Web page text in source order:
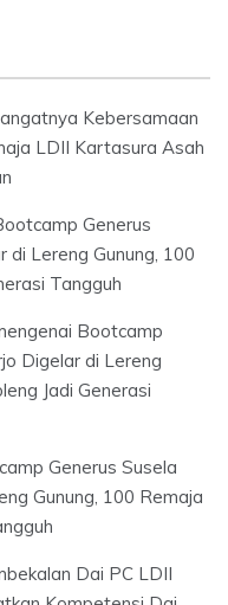
Kebersamaan
LDII Kartasura Asah
Generus
di Lereng Gunung, 100
Tangguh
Bootcamp
Digelar di Lereng
Jadi Generasi
Generus Susela
Gunung, 100 Remaja
Dai PC LDII